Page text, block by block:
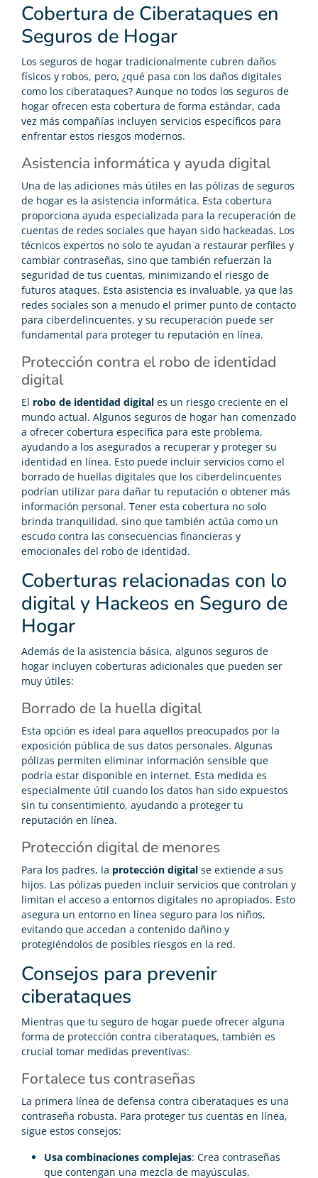
Cobertura de Ciberataques en
Seguros de Hogar
Los seguros de hogar tradicionalmente cubren daños
físicos y robos, pero, ¿qué pasa con los daños digitales
como los ciberataques? Aunque no todos los seguros de
hogar ofrecen esta cobertura de forma estándar, cada
vez más compañías incluyen servicios específicos para
enfrentar estos riesgos modernos.
Asistencia informática y ayuda digital
Una de las adiciones más útiles en las pólizas de seguros
de hogar es la asistencia informática. Esta cobertura
proporciona ayuda especializada para la recuperación de
cuentas de redes sociales que hayan sido hackeadas. Los
técnicos expertos no solo te ayudan a restaurar perfiles y
cambiar contraseñas, sino que también refuerzan la
seguridad de tus cuentas, minimizando el riesgo de
futuros ataques. Esta asistencia es invaluable, ya que las
redes sociales son a menudo el primer punto de contacto
para ciberdelincuentes, y su recuperación puede ser
fundamental para proteger tu reputación en línea.
Protección contra el robo de identidad
digital
El robo de identidad digital es un riesgo creciente en el
mundo actual. Algunos seguros de hogar han comenzado
a ofrecer cobertura específica para este problema,
ayudando a los asegurados a recuperar y proteger su
identidad en línea. Esto puede incluir servicios como el
borrado de huellas digitales que los ciberdelincuentes
podrían utilizar para dañar tu reputación o obtener más
información personal. Tener esta cobertura no solo
brinda tranquilidad, sino que también actúa como un
escudo contra las consecuencias financieras y
emocionales del robo de identidad.
Coberturas relacionadas con lo
digital y Hackeos en Seguro de
Hogar
Además de la asistencia básica, algunos seguros de
hogar incluyen coberturas adicionales que pueden ser
muy útiles:
Borrado de la huella digital
Esta opción es ideal para aquellos preocupados por la
exposición pública de sus datos personales. Algunas
pólizas permiten eliminar información sensible que
podría estar disponible en internet. Esta medida es
especialmente útil cuando los datos han sido expuestos
sin tu consentimiento, ayudando a proteger tu
reputación en línea.
Protección digital de menores
Para los padres, la protección digital se extiende a sus
hijos. Las pólizas pueden incluir servicios que controlan y
limitan el acceso a entornos digitales no apropiados. Esto
asegura un entorno en línea seguro para los niños,
evitando que accedan a contenido dañino y
protegiéndolos de posibles riesgos en la red.
Consejos para prevenir
ciberataques
Mientras que tu seguro de hogar puede ofrecer alguna
forma de protección contra ciberataques, también es
crucial tomar medidas preventivas:
Fortalece tus contraseñas
La primera línea de defensa contra ciberataques es una
contraseña robusta. Para proteger tus cuentas en línea,
sigue estos consejos:
Usa combinaciones complejas: Crea contraseñas
que contengan una mezcla de mayúsculas,